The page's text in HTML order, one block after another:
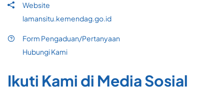
Website
lamansitu.kemendag.go.id
Form Pengaduan/Pertanyaan
Hubungi Kami
Ikuti Kami di Media Sosial